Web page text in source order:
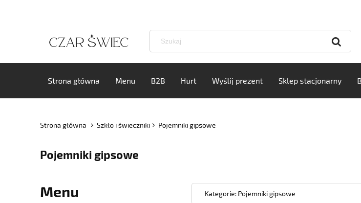
Strona główna Menu B2B Hurt Wyślij prezent Sklep stacjonarny
Strona główna Szkło i świeczniki Pojemniki gipsowe
Pojemniki gipsowe
Menu Kategorie: Pojemniki gipsowe